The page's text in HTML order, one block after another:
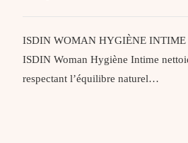
ISDIN WOMAN HYGIÈNE INTIME
ISDIN Woman Hygiène Intime
respectant l’équilibre naturel…